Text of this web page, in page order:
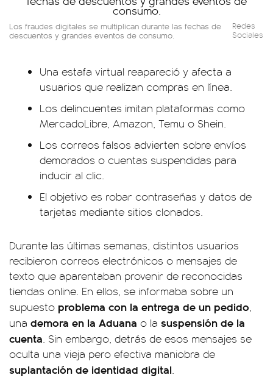
Los fraudes digitales se multiplican durante las fechas de
descuentos y grandes eventos de consumo.
Redes
Sociales
Una estafa virtual reapareció y afecta a
usuarios que realizan compras en línea.
Los delincuentes imitan plataformas como
MercadoLibre, Amazon, Temu o Shein.
Los correos falsos advierten sobre envíos
demorados o cuentas suspendidas para
inducir al clic.
El objetivo es robar contraseñas y datos de
tarjetas mediante sitios clonados.
Durante las últimas semanas, distintos usuarios
recibieron correos electrónicos o mensajes de
texto que aparentaban provenir de reconocidas
tiendas online. En ellos, se informaba sobre un
supuesto problema con la entrega de un pedido,
una demora en la Aduana o la suspensión de la
cuenta. Sin embargo, detrás de esos mensajes se
oculta una vieja pero efectiva maniobra de
suplantación de identidad digital.